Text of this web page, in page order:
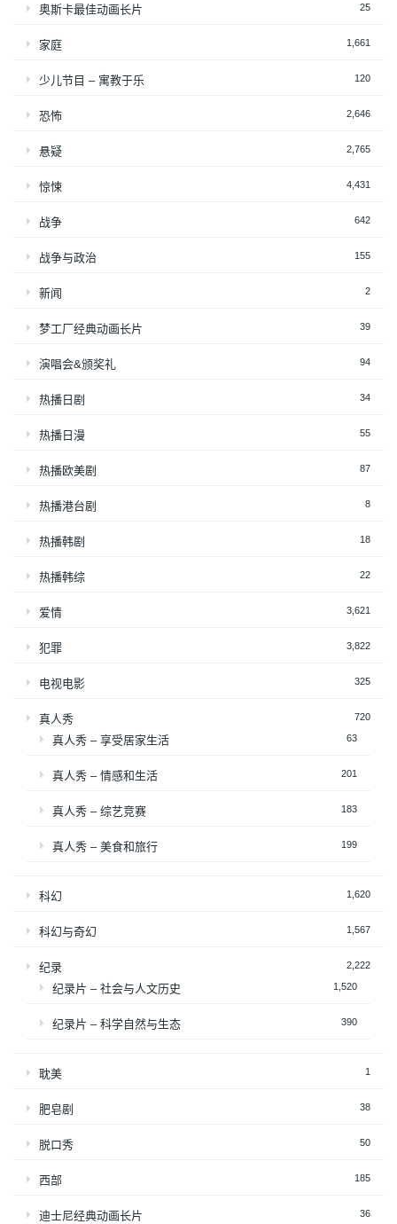
奥斯卡最佳动画长片 25
家庭 1,661
少儿节目 – 寓教于乐 120
恐怖 2,646
悬疑 2,765
惊悚 4,431
战争 642
战争与政治 155
新闻 2
梦工厂经典动画长片 39
演唱会&颁奖礼 94
热播日剧 34
热播日漫 55
热播欧美剧 87
热播港台剧 8
热播韩剧 18
热播韩综 22
爱情 3,621
犯罪 3,822
电视电影 325
真人秀 720
真人秀 – 享受居家生活 63
真人秀 – 情感和生活 201
真人秀 – 综艺竞赛 183
真人秀 – 美食和旅行 199
科幻 1,620
科幻与奇幻 1,567
纪录 2,222
纪录片 – 社会与人文历史 1,520
纪录片 – 科学自然与生态 390
耽美 1
肥皂剧 38
脱口秀 50
西部 185
迪士尼经典动画长片 36